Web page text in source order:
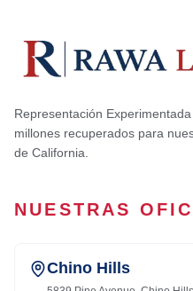
Representación
millones recuperados para
de California.
NUESTRAS
Chino Hills